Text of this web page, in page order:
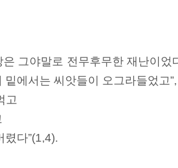
그야말로 전무후무한 재난이
밑에서는 씨앗들이 오그라들었
고
다”(1,4).